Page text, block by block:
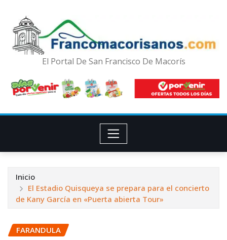
El Portal De San Francisco De Macorís
Inicio
El Estadio Quisqueya se prepara para el concierto
de Kany García en «Puerta abierta Tour»
FARANDULA